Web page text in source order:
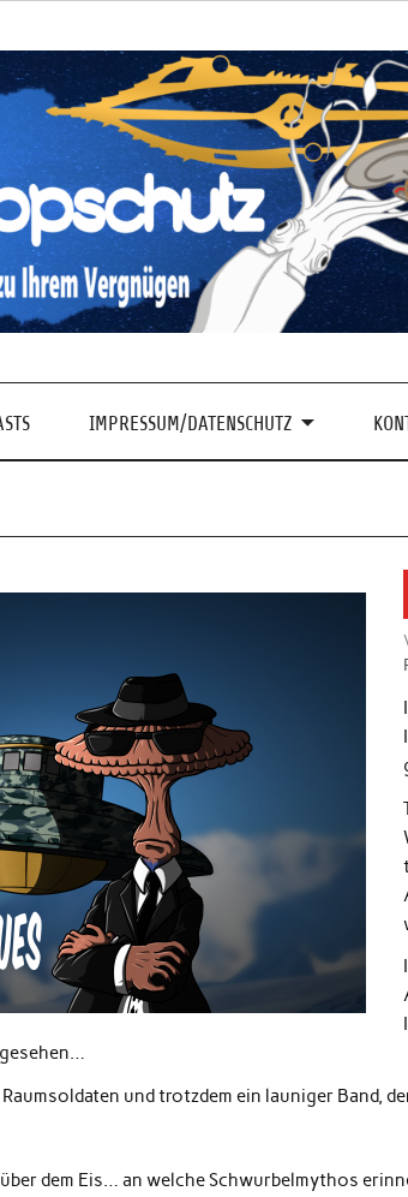
IMPRESSUM/DATENSCHUTZ
und trotzdem ein launiger Band,
dem Eis… an welche Schwurbelmythos